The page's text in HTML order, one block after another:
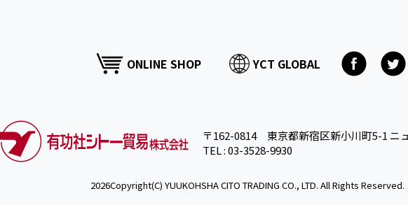
ONLINE SHOP YCT GLOBAL
〒162-0814 東京都新宿区新小川町5-1 ニ
TEL : 03-3528-9930
2026Copyright(C) YUUKOHSHA CITO TRADING CO., LTD. All Rights Reserved.